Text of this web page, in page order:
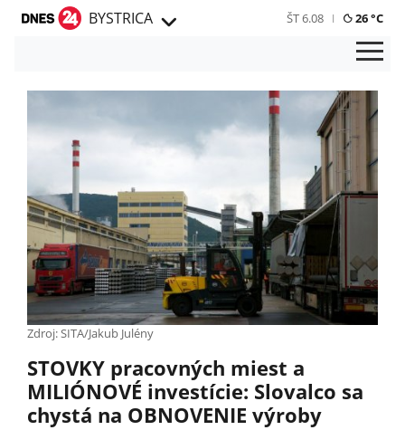
BYSTRICA ŠT 6.08 26 °C
Zdroj: SITA/Jakub Julény
STOVKY pracovných miest a
MILIÓNOVÉ investície: Slovalco sa
chystá na OBNOVENIE výroby